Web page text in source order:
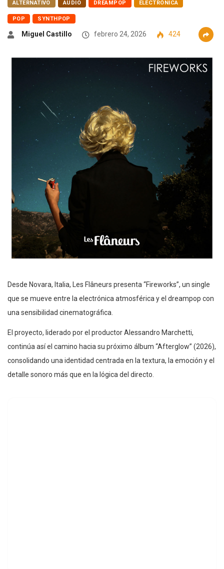
ALTERNATIVO AUDIO DREAMPOP ELECTRÓNICA
POP SYNTHPOP
Miguel Castillo febrero 24, 2026 424
Desde Novara, Italia, Les Flâneurs presenta “Fireworks”, un single
que se mueve entre la electrónica atmosférica y el dreampop con
una sensibilidad cinematográfica.
El proyecto, liderado por el productor Alessandro Marchetti,
continúa así el camino hacia su próximo álbum “Afterglow” (2026),
consolidando una identidad centrada en la textura, la emoción y el
detalle sonoro más que en la lógica del directo.